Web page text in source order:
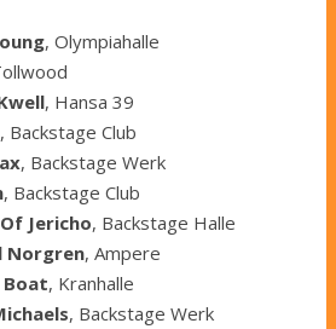
, Olympiahalle
, Hansa 39
, Backstage Club
, Backstage Werk
, Backstage Club
Jericho, Backstage Halle
Norgren, Ampere
Boat, Kranhalle
, Backstage Werk